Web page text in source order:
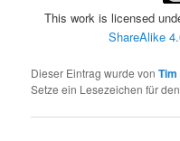
This work is licensed
ShareAlike
Dieser Eintrag wurde von
Setze ein Lesezeichen für den